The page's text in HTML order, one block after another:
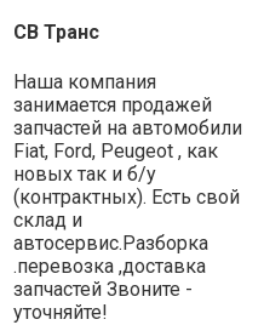
СВ Транс
Наша компания
занимается продажей
запчастей на автомобили
Fiat, Ford, Peugeot , как
новых так и б/у
(контрактных). Есть свой
склад и
автосервис.Разборка
.перевозка ,доставка
запчастей Звоните -
уточняйте!